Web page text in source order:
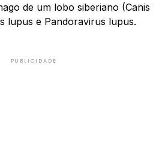
de um lobo siberiano (Canis
lupus e Pandoravirus lupus.
PUBLICIDADE